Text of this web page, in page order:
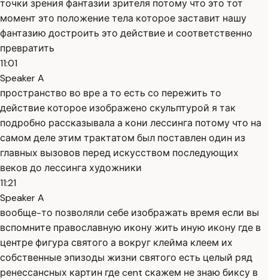
точки зрения фантазии зрителя потому что это тот
момент это положение тела которое заставит нашу
фантазию достроить это действие и соответственно
превратить
11:01
Speaker A
пространство во вре а то есть со пережить то
действие которое изображено скульптурой я так
подробно рассказывала а кони лессинга потому что на
самом деле этим трактатом был поставлен один из
главных вызовов перед искусством последующих
веков до лессинга художники
11:21
Speaker A
вообще-то позволяли себе изображать время если вы
вспомните православную икону жить иную икону где в
центре фигура святого а вокруг клейма клеем их
собственные эпизоды жизни святого есть целый ряд
ренессансных картин где cent скажем не знаю биксу в